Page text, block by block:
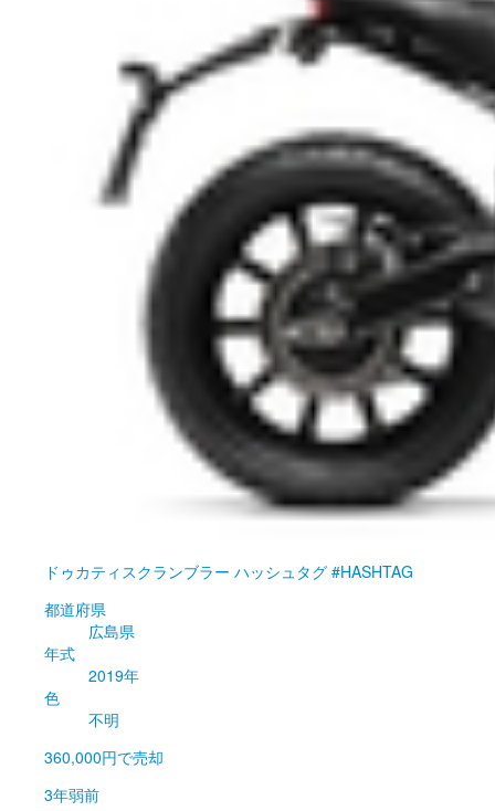
ドゥカティ スクランブラー ハッシュタグ #HASHTAG
都道府県
広島県
年式
2019年
色
不明
360,000円で売却
3年弱前